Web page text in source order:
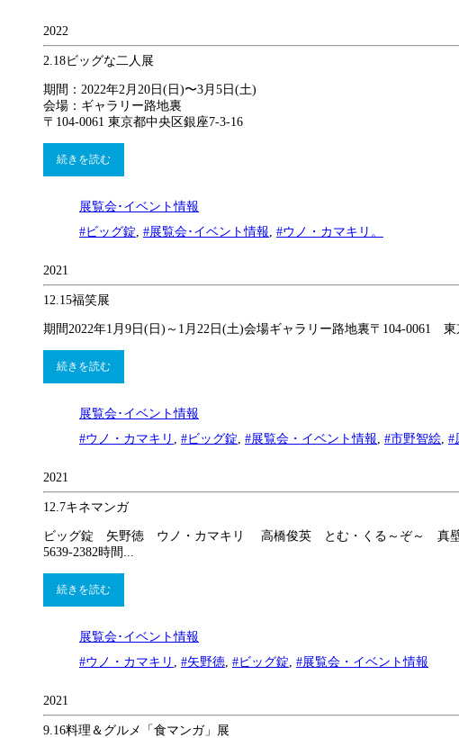
2022
2.18ビッグな二人展
期間：2022年2月20日(日)〜3月5日(土)
会場：ギャラリー路地裏
〒104-0061 東京都中央区銀座7-3-16
続きを読む
展覧会･イベント情報
#ビッグ錠 #展覧会･イベント情報 #ウノ・カマキリ。
2021
12.15福笑展
期間2022年1月9日(日)～1月22日(土)会場ギャラリー路地裏〒104-0061
続きを読む
展覧会･イベント情報
#ウノ・カマキリ
#ビッグ錠 #展覧会・イベント情報 #市野智絵 #
2021
12.7キネマンガ
ビッグ錠 矢野徳 ウノ・カマキリ 高橋俊英 とむ・くる～ぞ～ 真壁照
5639-2382時間...
続きを読む
展覧会･イベント情報
#ウノ・カマキリ
#矢野徳 #ビッグ錠 #展覧会・イベント情報
2021
9.16料理＆グルメ「食マンガ」展